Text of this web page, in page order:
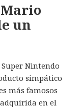
un
Nintendo
simpático
más famosos
en el